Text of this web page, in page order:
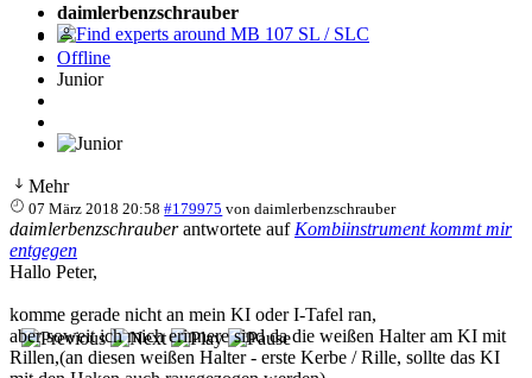
Find experts around MB 107 SL / SLC
daimlerbenzschrauber
Offline
Junior
Mehr
07 März 2018 20:58 #179975 vondaimlerbenzschrauber
daimlerbenzschrauberantwortete auf Kombiinstrument kommt mir
entgegen
Hallo Peter,
komme gerade nicht an mein KI oder I-Tafel ran,
aber soweit ich mich erinnere sind da die weißen Halter am KI mit
Rillen,(an diesen weißen Halter - erste Kerbe / Rille, sollte das KI